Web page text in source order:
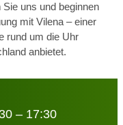
uns und beginnen
mit Vilena – einer
rund um die Uhr
anbietet.
– 17:30